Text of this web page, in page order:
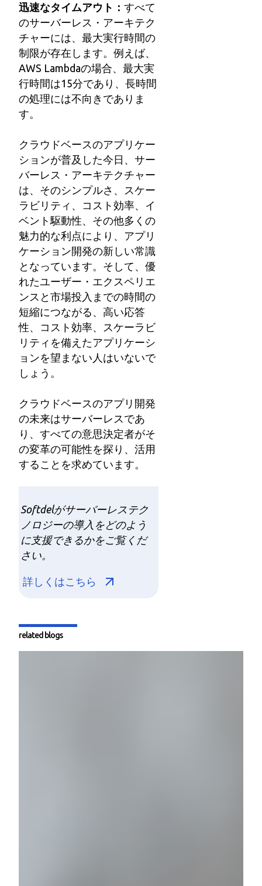
迅速なタイムアウト：すべて
のサーバーレス・アーキテク
チャーには、最大実行時間の
制限が存在します。例えば、
AWS Lambdaの場合、最大実
行時間は15分であり、長時間
の処理には不向きでありま
す。
クラウドベースのアプリケー
ションが普及した今日、サー
バーレス・アーキテクチャー
は、そのシンプルさ、スケー
ラビリティ、コスト効率、イ
ベント駆動性、その他多くの
魅力的な利点により、アプリ
ケーション開発の新しい常識
となっています。そして、優
れたユーザー・エクスペリエ
ンスと市場投入までの時間の
短縮につながる、高い応答
性、コスト効率、スケーラビ
リティを備えたアプリケーシ
ョンを望まない人はいないで
しょう。
クラウドベースのアプリ開発
の未来はサーバーレスであ
り、すべての意思決定者がそ
の変革の可能性を探り、活用
することを求めています。
Softdelがサーバーレステク
ノロジーの導入をどのよう
に支援できるかをご覧くだ
さい。
詳しくはこちら
related blogs